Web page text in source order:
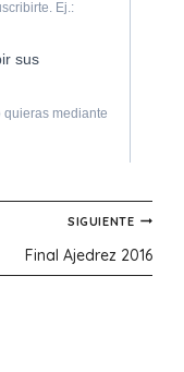
SIGUIENTE
Final Ajedrez 2016